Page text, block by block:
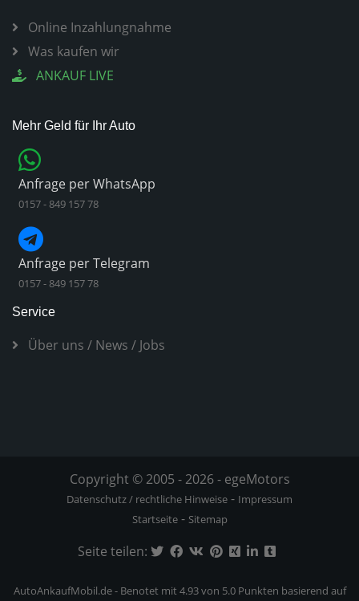
Online Inzahlungnahme
Was kaufen wir
ANKAUF LIVE
Mehr Geld für Ihr Auto
Anfrage per WhatsApp
0157 - 849 157 78
Anfrage per Telegram
0157 - 849 157 78
Service
Über uns / News / Jobs
Copyright © 2005 - 2026 - egeMotors
Datenschutz / rechtliche Hinweise - Impressum
Startseite- Sitemap
Seite teilen:
AutoAnkaufMobil.de- Benotet mit4.93von 5.0 Punkten basierend auf